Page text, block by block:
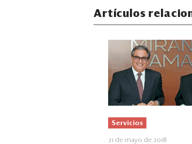
Artículos
Servicios
21 de mayo de 2018